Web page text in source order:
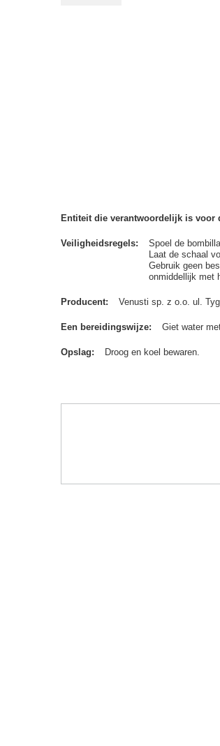
Entiteit die verantwoordelijk is voor
Veiligheidsregels
Spoel de
Laat de schaal
Gebruik geen
onmiddellijk met
Producent Venusti sp. z o.o. ul.
Een bereidingswijze Giet water
Opslag Droog en koel bewaren.